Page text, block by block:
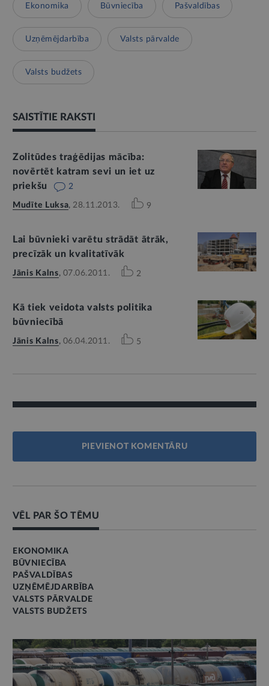
Ekonomika Būvniecība Pašvaldības
Uzņēmējdarbība Valsts pārvalde
Valsts budžets
SAISTĪTIE RAKSTI
Zolitūdes traģēdijas mācība:
novērtēt katram sevi un iet uz
priekšu
2
Mudīte Luksa, 28.11.2013. 9
Lai būvnieki varētu strādāt ātrāk,
precīzāk un kvalitatīvāk
Jānis Kalns, 07.06.2011. 2
Kā tiek veidota valsts politika
būvniecībā
Jānis Kalns, 06.04.2011. 5
PIEVIENOT KOMENTĀRU
VĒL PAR ŠO TĒMU
EKONOMIKA
BŪVNIECĪBA
PAŠVALDĪBAS
UZŅĒMĒJDARBĪBA
VALSTS PĀRVALDE
VALSTS BUDŽETS